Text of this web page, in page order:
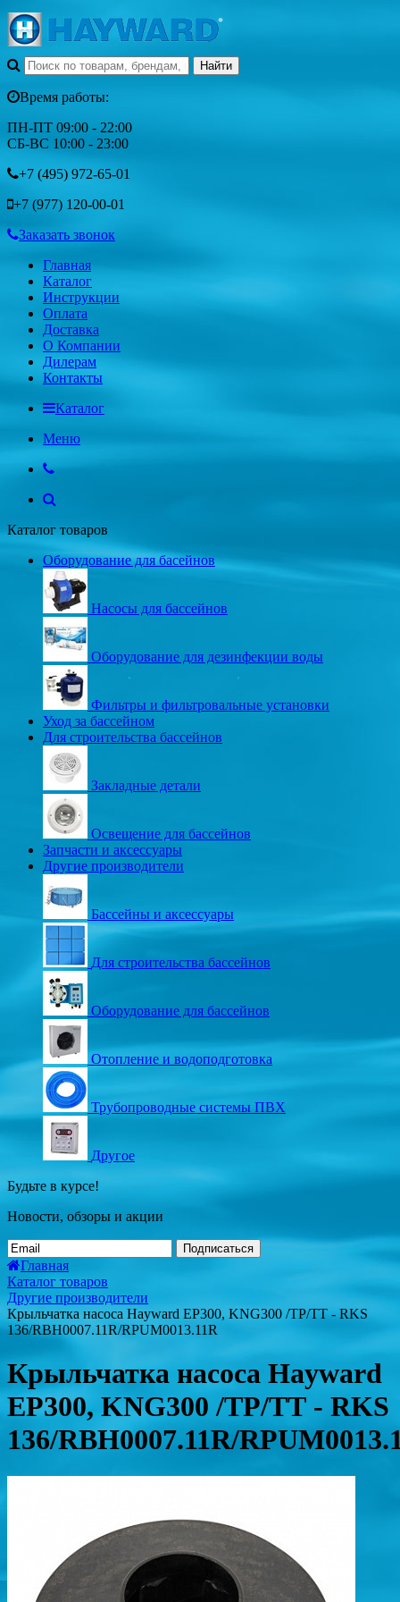
Время работы:
ПН-ПТ 09:00 - 22:00
СБ-ВС 10:00 - 23:00
+7 (495) 972-65-01
+7 (977) 120-00-01
Заказать звонок
Главная
Каталог
Инструкции
Оплата
Доставка
О Компании
Дилерам
Контакты
Каталог
Меню
Каталог товаров
Оборудование для басейнов
Насосы для бассейнов
Оборудование для дезинфекции воды
Фильтры и фильтровальные установки
Уход за бассейном
Для строительства бассейнов
Закладные детали
Освещение для бассейнов
Запчасти и аксессуары
Другие производители
Бассейны и аксессуары
Для строительства бассейнов
Оборудование для бассейнов
Отопление и водоподготовка
Трубопроводные системы ПВХ
Другое
Будьте в курсе!
Новости, обзоры и акции
Подписаться
Главная
Каталог товаров
Другие производители
Крыльчатка насоса Hayward EP300, KNG300 /ТР/ТТ - RKS
136/RBH0007.11R/RPUM0013.11R
Крыльчатка насоса Hayward
EP300, KNG300 /ТР/ТТ - RKS
136/RBH0007.11R/